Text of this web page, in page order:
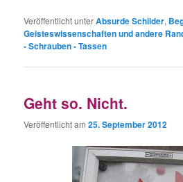
Veröffentlicht unterAbsurde Schilder,
Geisteswissenschaften und andere
- Schrauben - Tassen
Geht so. Nicht.
Veröffentlicht am25. September 2012